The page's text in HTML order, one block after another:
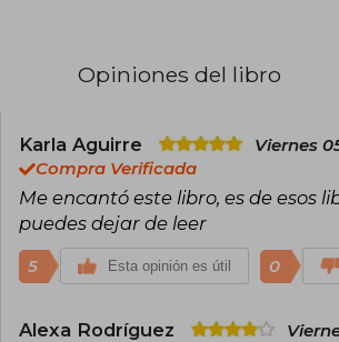
obras y lanzó su primer
escribir historias centradas
personajes
miedo, el coraje y el amor.
más conocidas son:
amantes viral de TikTok
caos y química
Opiniones del libro
Karla Aguirre
Viernes
Compra Verificada
Me encantó este libro, es de esos
puedes dejar de leer
5 Esta opinión es útil 0
Alexa Rodríguez